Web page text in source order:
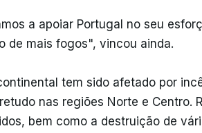
a apoiar Portugal no seu
de mais fogos", vincou ainda.
tem sido afetado por
nas regiões Norte e Centro.
bem como a destruição de